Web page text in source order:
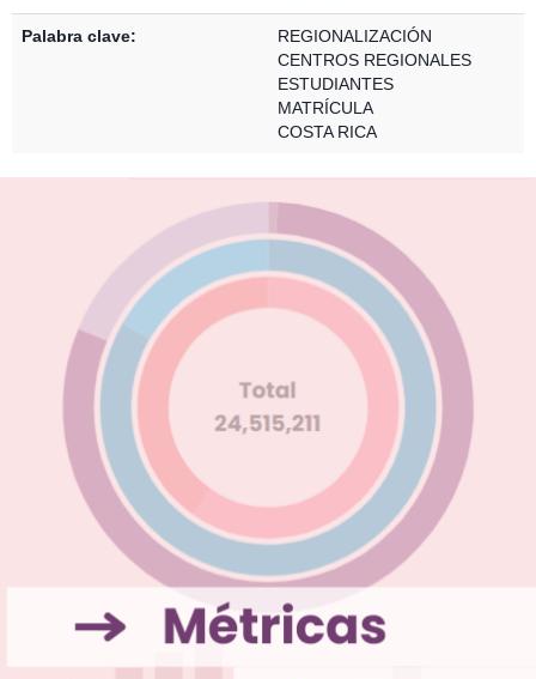
Palabra clave:
REGIONALIZACIÓN
CENTROS REGIONALES
ESTUDIANTES
MATRÍCULA
COSTA RICA